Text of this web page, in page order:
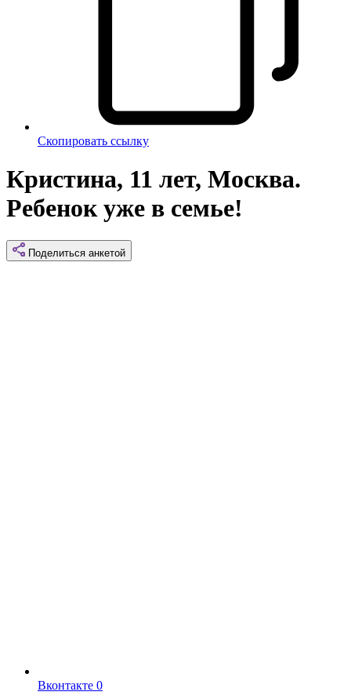
Скопировать ссылку
Кристина, 11 лет, Москва.
Ребенок уже в семье!
Поделиться анкетой
Вконтакте 0